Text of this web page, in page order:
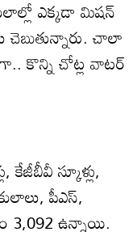
ఎక్కడా మిషన్‌
చెబుతున్నారు. చాలా
కొన్ని చోట్ల వాటర్‌
స్కూళ్లు,
పీఎస్‌,
3,092 ఉన్నాయి.